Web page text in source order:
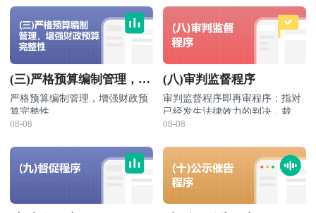
数
据
管
理
记
录
据
包括知识产权申报、进出口
报关登记、出入境登记记
录、资质评定等，由相关的
知识产权、海关及资质评定
等管理部门产生并管理。
2. 行政记录数据的应用
用，也可以用于统计估算、抽样
按财政补贴
的经济性质
生产补贴、生活补
贴
按财政补贴
的内容
现金补贴、实物补
按世界贸易
组织，根据
可能对国际
贸易造成危
害程度
禁止性补贴、可诉
补贴、不可诉补贴
就业只能产
生间接 的影
2．对
政府
支出
效益
约束
的强
度不
遵循市场的
等价交换原
则，对政府
具有较强的
对政府的
益约束则相
对较弱
。
现财
政的
大，这表明
财政具有较
若占比重
大，这表明
3.强化部门和单位收入统筹管理
4.盘活各类存量资源
3.大力优化财政支出结构
4.完善财政资金直达机制
5.推进支出标准体系建设
(三)严格预算编制管理，增
强财政预算完整性
严格预算编制管理，增强财政预
算完整性
1.改进政府预算编制
3.加强部门和单位预算管理
4.完善政府财务报告体系
08-08
(八)审判监督程序
审判监督程序即再审程序：指对
已经发生法律效力的判决，裁
定、调解书，发现确有错误，认
再审的程序。审判监督程序是用
以纠正生效判决错误的法定程
序，不是每个案件必经的审理程
讼。
根据《民事诉讼法》，审判监督
1、各级人民法院院长对本院已
经发生法律效力的判决、裁定、
调解书，发现确有错误，认为需
讨论决定。
2、最高人民法院对地方各级人
决、裁定、调解书，上级人民法
3、当事人对已经发生法律效力
08-08